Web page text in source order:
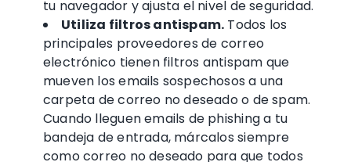
tu navegador y ajusta el nivel de seguridad.
Utiliza filtros antispam. Todos los
principales proveedores de correo
electrónico tienen filtros antispam que
mueven losemails sospechosos a una
carpeta de correo no deseado o de spam.
Cuando lleguenemails de phishinga tu
bandeja de entrada, márcalos siempre
como correo no deseado para que todos